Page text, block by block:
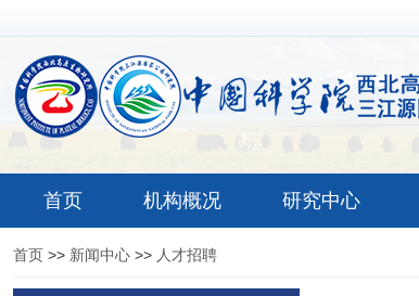
首页 机构概况 研究中心
首页 >> 新闻中心 >> 人才招聘